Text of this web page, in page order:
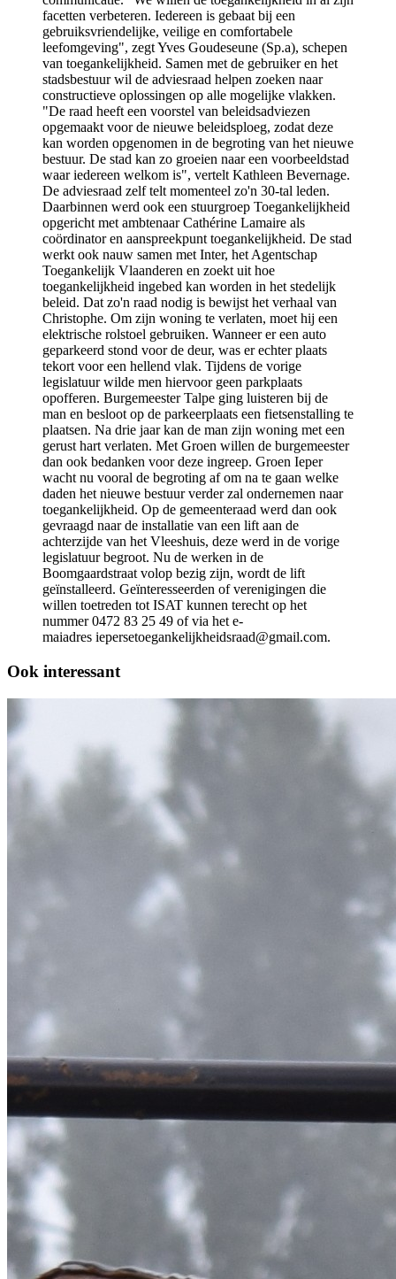
facetten verbeteren. Iedereen is gebaat bij een
gebruiksvriendelijke, veilige en comfortabele
leefomgeving", zegt Yves Goudeseune (Sp.a), schepen
van toegankelijkheid. Samen met de gebruiker en het
stadsbestuur wil de adviesraad helpen zoeken naar
constructieve oplossingen op alle mogelijke vlakken.
"De raad heeft een voorstel van beleidsadviezen
opgemaakt voor de nieuwe beleidsploeg, zodat deze
kan worden opgenomen in de begroting van het nieuwe
bestuur. De stad kan zo groeien naar een voorbeeldstad
waar iedereen welkom is", vertelt Kathleen Bevernage.
De adviesraad zelf telt momenteel zo'n 30-tal leden.
Daarbinnen werd ook een stuurgroep Toegankelijkheid
opgericht met ambtenaar Cathérine Lamaire als
coördinator en aanspreekpunt toegankelijkheid. De stad
werkt ook nauw samen met Inter, het Agentschap
Toegankelijk Vlaanderen en zoekt uit hoe
toegankelijkheid ingebed kan worden in het stedelijk
beleid. Dat zo'n raad nodig is bewijst het verhaal van
Christophe. Om zijn woning te verlaten, moet hij een
elektrische rolstoel gebruiken. Wanneer er een auto
geparkeerd stond voor de deur, was er echter plaats
tekort voor een hellend vlak. Tijdens de vorige
legislatuur wilde men hiervoor geen parkplaats
opofferen. Burgemeester Talpe ging luisteren bij de
man en besloot op de parkeerplaats een fietsenstalling te
plaatsen. Na drie jaar kan de man zijn woning met een
gerust hart verlaten. Met Groen willen de burgemeester
dan ook bedanken voor deze ingreep. Groen Ieper
wacht nu vooral de begroting af om na te gaan welke
daden het nieuwe bestuur verder zal ondernemen naar
toegankelijkheid. Op de gemeenteraad werd dan ook
gevraagd naar de installatie van een lift aan de
achterzijde van het Vleeshuis, deze werd in de vorige
legislatuur begroot. Nu de werken in de
Boomgaardstraat volop bezig zijn, wordt de lift
geïnstalleerd. Geïnteresseerden of verenigingen die
willen toetreden tot ISAT kunnen terecht op het
nummer 0472 83 25 49 of via het e-
maiadres iepersetoegankelijkheidsraad@gmail.com.
Ook interessant